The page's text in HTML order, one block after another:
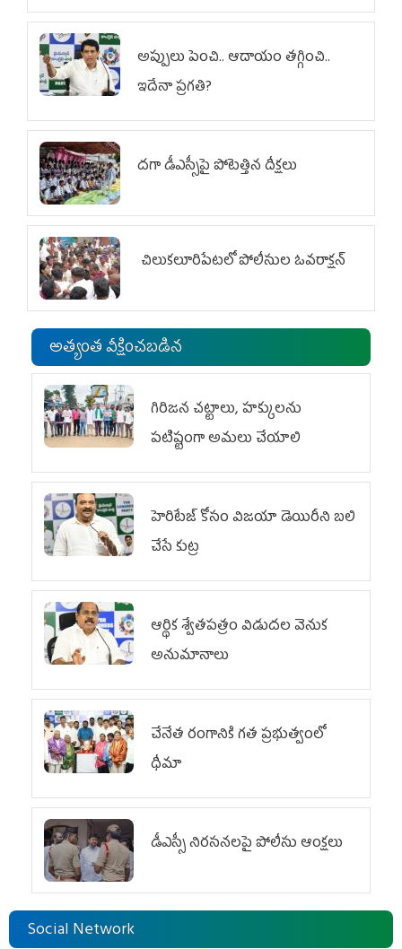
అప్పులు పెంచి.. ఆదాయం తగ్గించి..
ఇదేనా ప్రగతి?
దగా డీఎస్సీపై పోటెత్తిన దీక్షలు
చిలుక‌లూరిపేట‌లో పోలీసుల ఓవ‌రాక్ష‌న్‌
అత్యంత వీక్షించబడిన
గిరిజన చట్టాలు, హక్కులను
పటిష్టంగా అమలు చేయాలి
హెరిటేజ్ కోసం విజయా డెయిరీని బలి
చేసే కుట్ర‌
ఆర్థిక శ్వేతపత్రం విడుదల వెనుక
అనుమానాలు
చేనేత రంగానికి గత ప్రభుత్వంలో
ధీమా
డీఎస్సీ నిరసనలపై పోలీసు ఆంక్షలు
Social Network